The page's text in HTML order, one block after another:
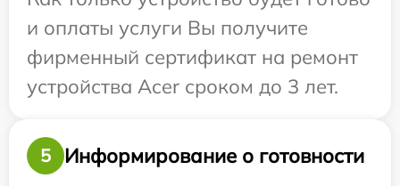
и оплаты услуги Вы получите
фирменный сертификат на ремонт
устройства Acer сроком до 3 лет.
5
Информирование о готовности